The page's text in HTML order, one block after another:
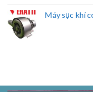
Máy sục khí